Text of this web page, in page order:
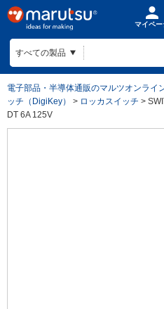
マイペー
電子部品・半導体通販のマルツオンライ
ッチ（DigiKey）
> ロッカスイッチ >
DT 6A 125V